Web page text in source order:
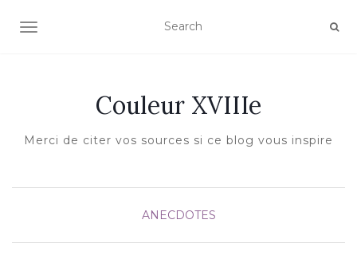
AFFICHER/MASQUER LA NAVIGATION
Couleur XVIIIe
Merci de citer vos sources si ce blog vous inspire
ANECDOTES